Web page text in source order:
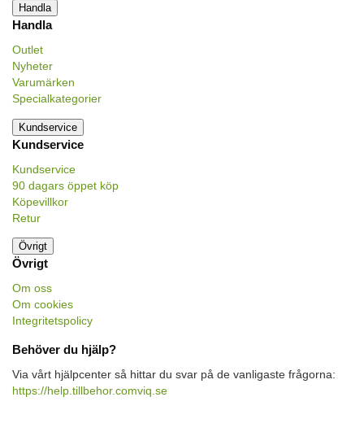
Handla
Handla
Outlet
Nyheter
Varumärken
Specialkategorier
Kundservice
Kundservice
Kundservice
90 dagars öppet köp
Köpevillkor
Retur
Övrigt
Övrigt
Om oss
Om cookies
Integritetspolicy
Behöver du hjälp?
Via vårt hjälpcenter så hittar du svar på de vanligaste frågorna:
https://help.tillbehor.comviq.se